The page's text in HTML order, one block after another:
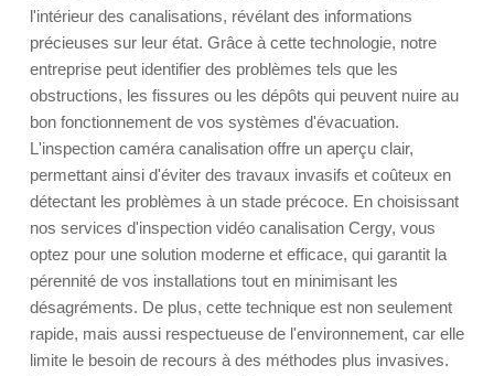
l'intérieur des canalisations, révélant des informations
précieuses sur leur état. Grâce à cette technologie, notre
entreprise peut identifier des problèmes tels que les
obstructions, les fissures ou les dépôts qui peuvent nuire au
bon fonctionnement de vos systèmes d'évacuation.
L'inspection caméra canalisation offre un aperçu clair,
permettant ainsi d'éviter des travaux invasifs et coûteux en
détectant les problèmes à un stade précoce. En choisissant
nos services d'inspection vidéo canalisation Cergy, vous
optez pour une solution moderne et efficace, qui garantit la
pérennité de vos installations tout en minimisant les
désagréments. De plus, cette technique est non seulement
rapide, mais aussi respectueuse de l'environnement, car elle
limite le besoin de recours à des méthodes plus invasives.